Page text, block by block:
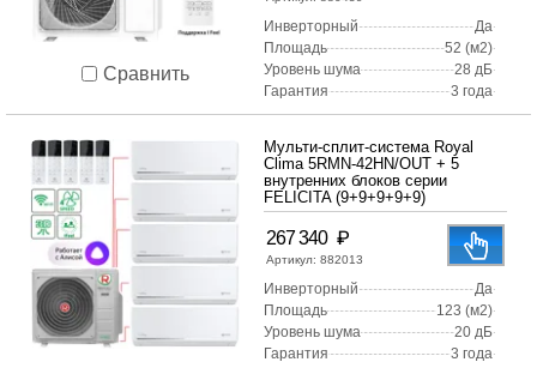
Сравнить
Инверторный
Да
Площадь
52 (м2)
Уровень шума
28 дБ
Гарантия
3 года
Мульти-сплит-система Royal
Clima 5RMN-42HN/OUT + 5
внутренних блоков серии
FELICITA (9+9+9+9+9)
267 340 ₽
Артикул: 882013
Инверторный
Да
Площадь
123 (м2)
Уровень шума
20 дБ
Гарантия
3 года